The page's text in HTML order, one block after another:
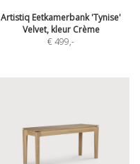
Artistiq Eetkamerbank 'Tynise'
Velvet, kleur Crème
€ 499,-